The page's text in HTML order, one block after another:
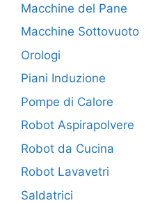
Macchine del Pane
Macchine Sottovuoto
Orologi
Piani Induzione
Pompe di Calore
Robot Aspirapolvere
Robot da Cucina
Robot Lavavetri
Saldatrici